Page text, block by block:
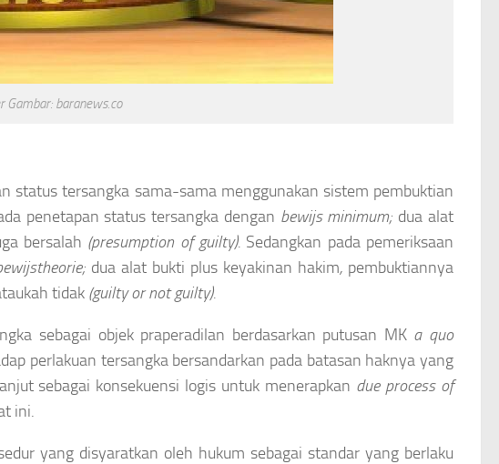
Gambar: baranews.co
status tersangka sama-sama menggunakan sistem pembuktian
penetapan status tersangka dengan bewijs minimum; dua alat
bersalah (presumption of guilty). Sedangkan pada pemeriksaan
dua alat bukti plus keyakinan hakim, pembuktiannya
tidak (guilty or not guilty).
sebagai objek praperadilan berdasarkan putusan MK a quo
perlakuan tersangka bersandarkan pada batasan haknya yang
sebagai konsekuensi logis untuk menerapkan due process of
ini.
yang disyaratkan oleh hukum sebagai standar yang berlaku